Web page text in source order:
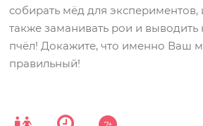
собирать мёд для экспериментов,
также заманивать рои и
пчёл! Докажите, что именно Ваш
правильный!